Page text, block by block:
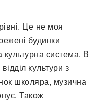
Це не моя
будинки
культурна система. В
культури з
школяра, музична
Також